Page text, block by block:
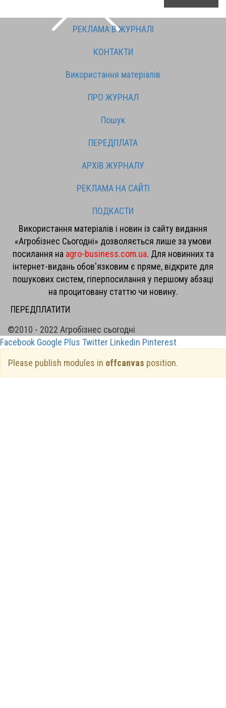
РЕКЛАМА В ЖУРНАЛІ
КОНТАКТИ
Використання матеріалів
ПРО ЖУРНАЛ
Пошук
ПЕРЕДПЛАТА
АРХІВ ЖУРНАЛУ
РЕКЛАМА НА САЙТІ
ПОДКАСТИ
Використання матеріалів і новин із сайту видання
«Агробізнес Сьогодні» дозволяється лише за умови
посилання на agro-business.com.ua. Для новинних та
інтернет-видань обов'язковим є пряме, відкрите для
пошукових систем, гіперпосилання у першому абзаці
на процитовану статтю чи новину.
ПЕРЕДПЛАТИТИ
©2010 - 2022 Агробізнес сьогодні
Facebook Google Plus Twitter Linkedin Pinterest
Please publish modules in offcanvas position.